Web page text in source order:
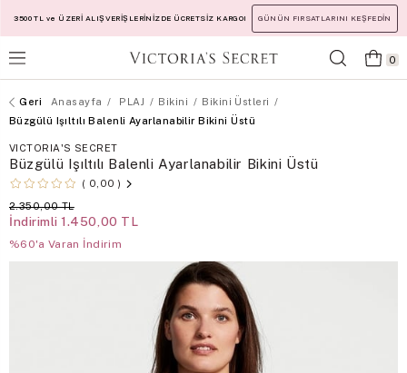
3500 TL ve ÜZERİ ALIŞVERİŞLERİNİZDE ÜCRETSİZ KARGO! GÜNÜN FIRSATLARINI KEŞFEDİN
0
Anasayfa PLAJ Bikini
Bikini Üstleri
Büzgülü Işıltılı Balenli Ayarlanabilir Bikini Üstü
VICTORIA'S SECRET
Büzgülü Işıltılı Balenli Ayarlanabilir Bikini Üstü
0,00
2.350,00 TL
İndirimli 1.450,00 TL
%60'a Varan İndirim